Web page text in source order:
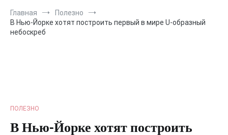
Главная
Полезно
В Нью-Йорке хотят построить первый в мире U-образный
небоскреб
ПОЛЕЗНО
В Нью-Йорке хотят построить